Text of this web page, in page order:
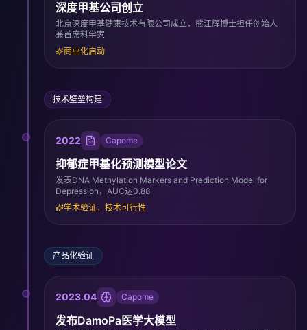
深度甲基公司创立
北京深度甲基健康技术有限公司成立，熊江辉博士担任创始人
兼首席科学家
商业化启动
技术壁垒构建
2022 Capome
抑郁症甲基化预测模型论文
发表DNA Methylation Markers and Prediction Model for
Depression，AUC达0.88
学术验证，技术可行性
产品化验证
2023.04 Capome
发布DamoPa医学大模型